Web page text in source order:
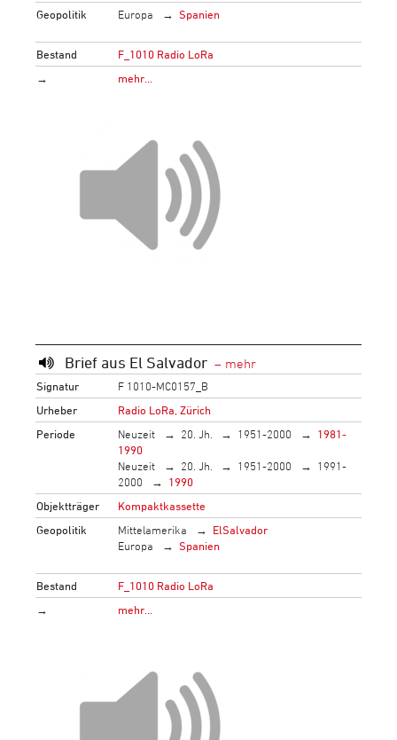
Geopolitik
Europa Spanien
Bestand
F_1010 Radio LoRa
→
mehr…
Brief aus El Salvador
Signatur
F 1010-MC0157_B
Urheber
Radio LoRa, Zürich
Periode
Neuzeit 20. Jh. 1951-2000
1981-
1990
Neuzeit
20. Jh. 1951-2000
1991-
2000
1990
Objektträger
Kompaktkassette
Geopolitik
Mittelamerika
ElSalvador
Europa
Spanien
Bestand
F_1010 Radio LoRa
→
mehr…